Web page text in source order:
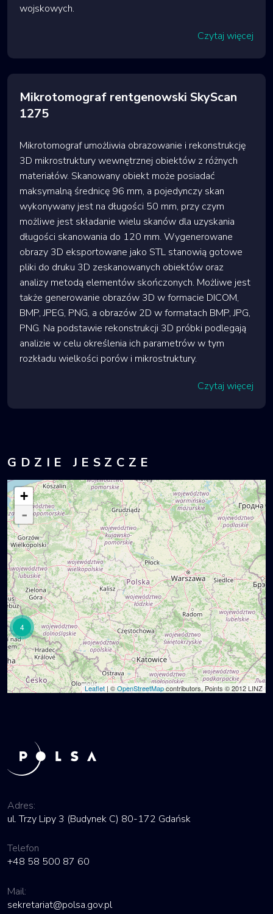
wojskowych.
Czytaj więcej
Mikrotomograf rentgenowski SkyScan
1275
Mikrotomograf umożliwia obrazowanie i rekonstrukcję
3D mikrostruktury wewnętrznej obiektów z różnych
materiałów. Skanowany obiekt może posiadać
maksymalną średnicę 96 mm, a pojedynczy skan
wykonywany jest na długości 50 mm, przy czym
możliwe jest składanie wielu skanów dla uzyskania
długości skanowania do 120 mm. Wygenerowane
obrazy 3D eksportowane jako STL stanowią gotowe
pliki do druku 3D zeskanowanych obiektów oraz
analizy metodą elementów skończonych. Możliwe jest
także generowanie obrazów 3D w formacie DICOM,
BMP, JPEG, PNG, a obrazów 2D w formatach BMP, JPG,
PNG. Na podstawie rekonstrukcji 3D próbki podlegają
analizie w celu określenia ich parametrów w tym
rozkładu wielkości porów i mikrostruktury.
Czytaj więcej
GDZIE JESZCZE
4
+
-
Leaflet| ©OpenStreetMapcontributors, Points © 2012 LINZ
Adres:
ul. Trzy Lipy 3 (Budynek C) 80-172 Gdańsk
Telefon
+48 58 500 87 60
Mail:
sekretariat@polsa.gov.pl